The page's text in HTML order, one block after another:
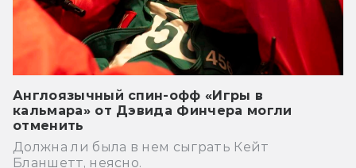
Англоязычный спин-офф «Игры в
кальмара» от Дэвида Финчера могли
отменить
Должна ли была в нем сыграть Кейт
Бланшетт, неясно.